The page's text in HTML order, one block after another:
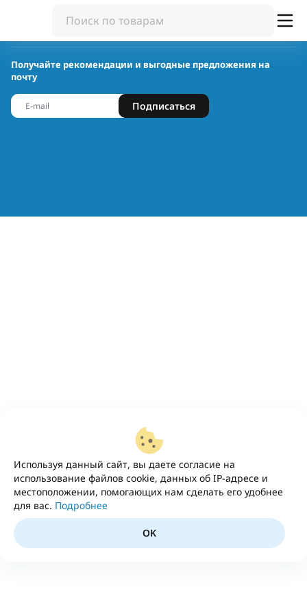
Используя данный сайт, вы даете согласие на
использование файлов cookie, данных об IP-адресе и
местоположении, помогающих нам сделать его удобнее
для вас. Подробнее
OK
Получайте рекомендации и выгодные предложения на
почту
Подписаться